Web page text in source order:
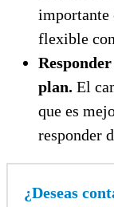
importante
flexible
plan. El
que es
responder
¿Deseas